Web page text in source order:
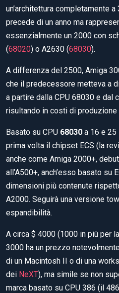
un’architettura completamente a
precede di un anno ma
essenzialmente un 2000 con
(68020) o A2630 (68030).
A differenza del 2500, Amiga
che il predecessore metteva a
a partire dalla CPU 68030 e dal
risultando in costi di produzione
Basato su CPU 68030 a 16 e 25
prima volta il chipset ECS (la
anche come Amiga 2000+,
all’A500+, anch’esso basato su
dimensioni più contenute
A2000. Seguirà una versione
espandibilità.
A circa $ 4000 (1000 in più per
3000 ha un prezzo
di un Macintosh II o di una
dei NeXT), ma simile se non
marca basato su CPU 386 (il